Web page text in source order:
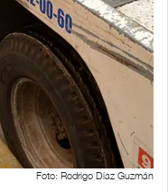
Foto: Rodrigo Díaz Guzmán